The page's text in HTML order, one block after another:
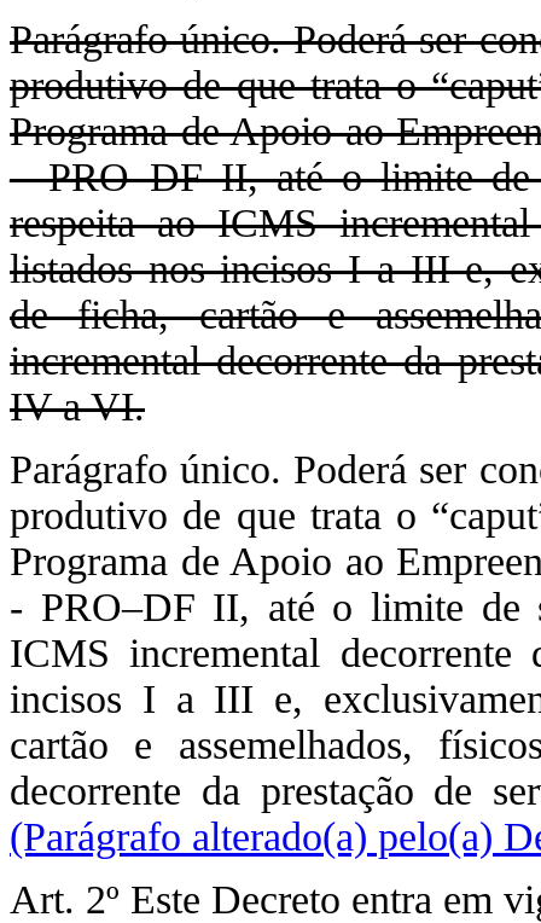
Parágrafo único. Poderá ser
produtivo de que trata o
Programa de Apoio ao
– PRO–DF II, até o limite de
respeita ao ICMS
listados nos incisos I a III e,
de ficha, cartão e
incremental decorrente da
IV a VI.
Parágrafo único. Poderá ser
produtivo de que trata o
Programa de Apoio ao
- PRO–DF II, até o limite de
ICMS incremental decorrente
incisos I a III e,
cartão e assemelhados,
decorrente da prestação de
(Parágrafo alterado(a) pelo(a)
Art. 2º Este Decreto entra em